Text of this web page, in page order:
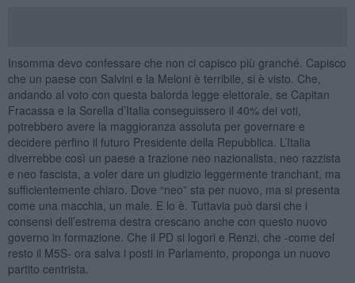
Insomma devo confessare che non ci capisco più granché. Capisco
che un paese con Salvini e la Meloni è terribile, si è visto. Che,
andando al voto con questa balorda legge elettorale, se Capitan
Fracassa e la Sorella d’Italia conseguissero il 40% dei voti,
potrebbero avere la maggioranza assoluta per governare e
decidere perfino il futuro Presidente della Repubblica. L’Italia
diverrebbe così un paese a trazione neo nazionalista, neo razzista
e neo fascista, a voler dare un giudizio leggermente tranchant, ma
sufficientemente chiaro. Dove “neo” sta per nuovo, ma si presenta
come una macchia, un male. E lo è. Tuttavia può darsi che i
consensi dell’estrema destra crescano anche con questo nuovo
governo in formazione. Che il PD si logori e Renzi, che -come del
resto il M5S- ora salva i posti in Parlamento, proponga un nuovo
partito centrista.